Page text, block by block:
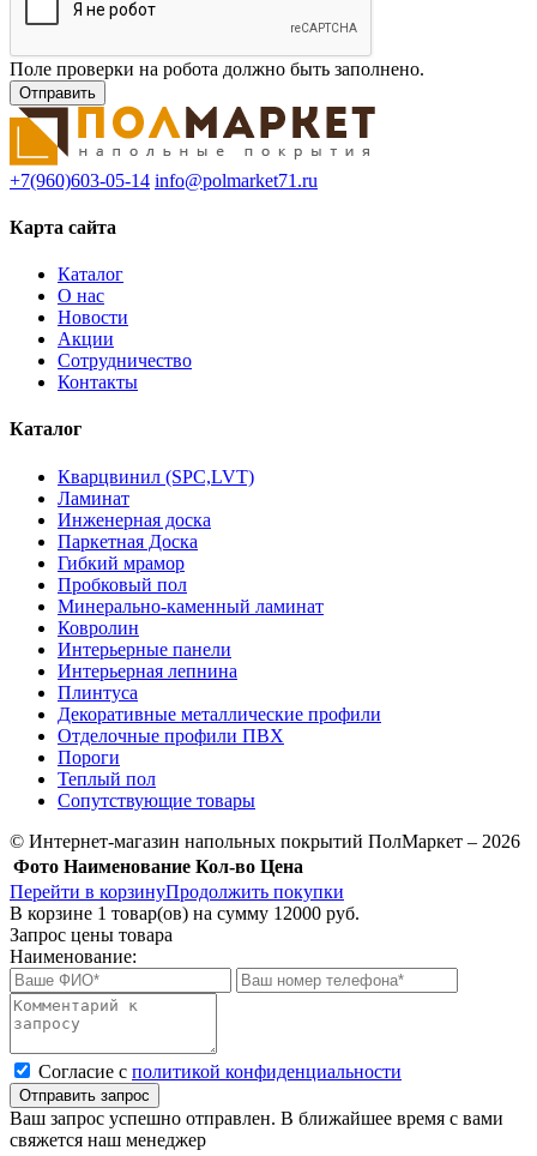
Поле проверки на робота должно быть заполнено.
+7(960)603-05-14 info@polmarket71.ru
Карта сайта
Каталог
О нас
Новости
Акции
Сотрудничество
Контакты
Каталог
Кварцвинил (SPC,LVT)
Ламинат
Инженерная доска
Паркетная Доска
Гибкий мрамор
Пробковый пол
Минерально-каменный ламинат
Ковролин
Интерьерные панели
Интерьерная лепнина
Плинтуса
Декоративные металлические профили
Отделочные профили ПВХ
Пороги
Теплый пол
Сопутствующие товары
© Интернет-магазин напольных покрытий ПолМаркет – 2026
Фото Наименование Кол-во Цена
Перейти в корзинуПродолжить покупки
В корзине 1 товар(ов) на сумму 12000 руб.
Запрос цены товара
Наименование:
Cогласие с политикой конфиденциальности
Отправить запрос
Ваш запрос успешно отправлен. В ближайшее время с вами
свяжется наш менеджер